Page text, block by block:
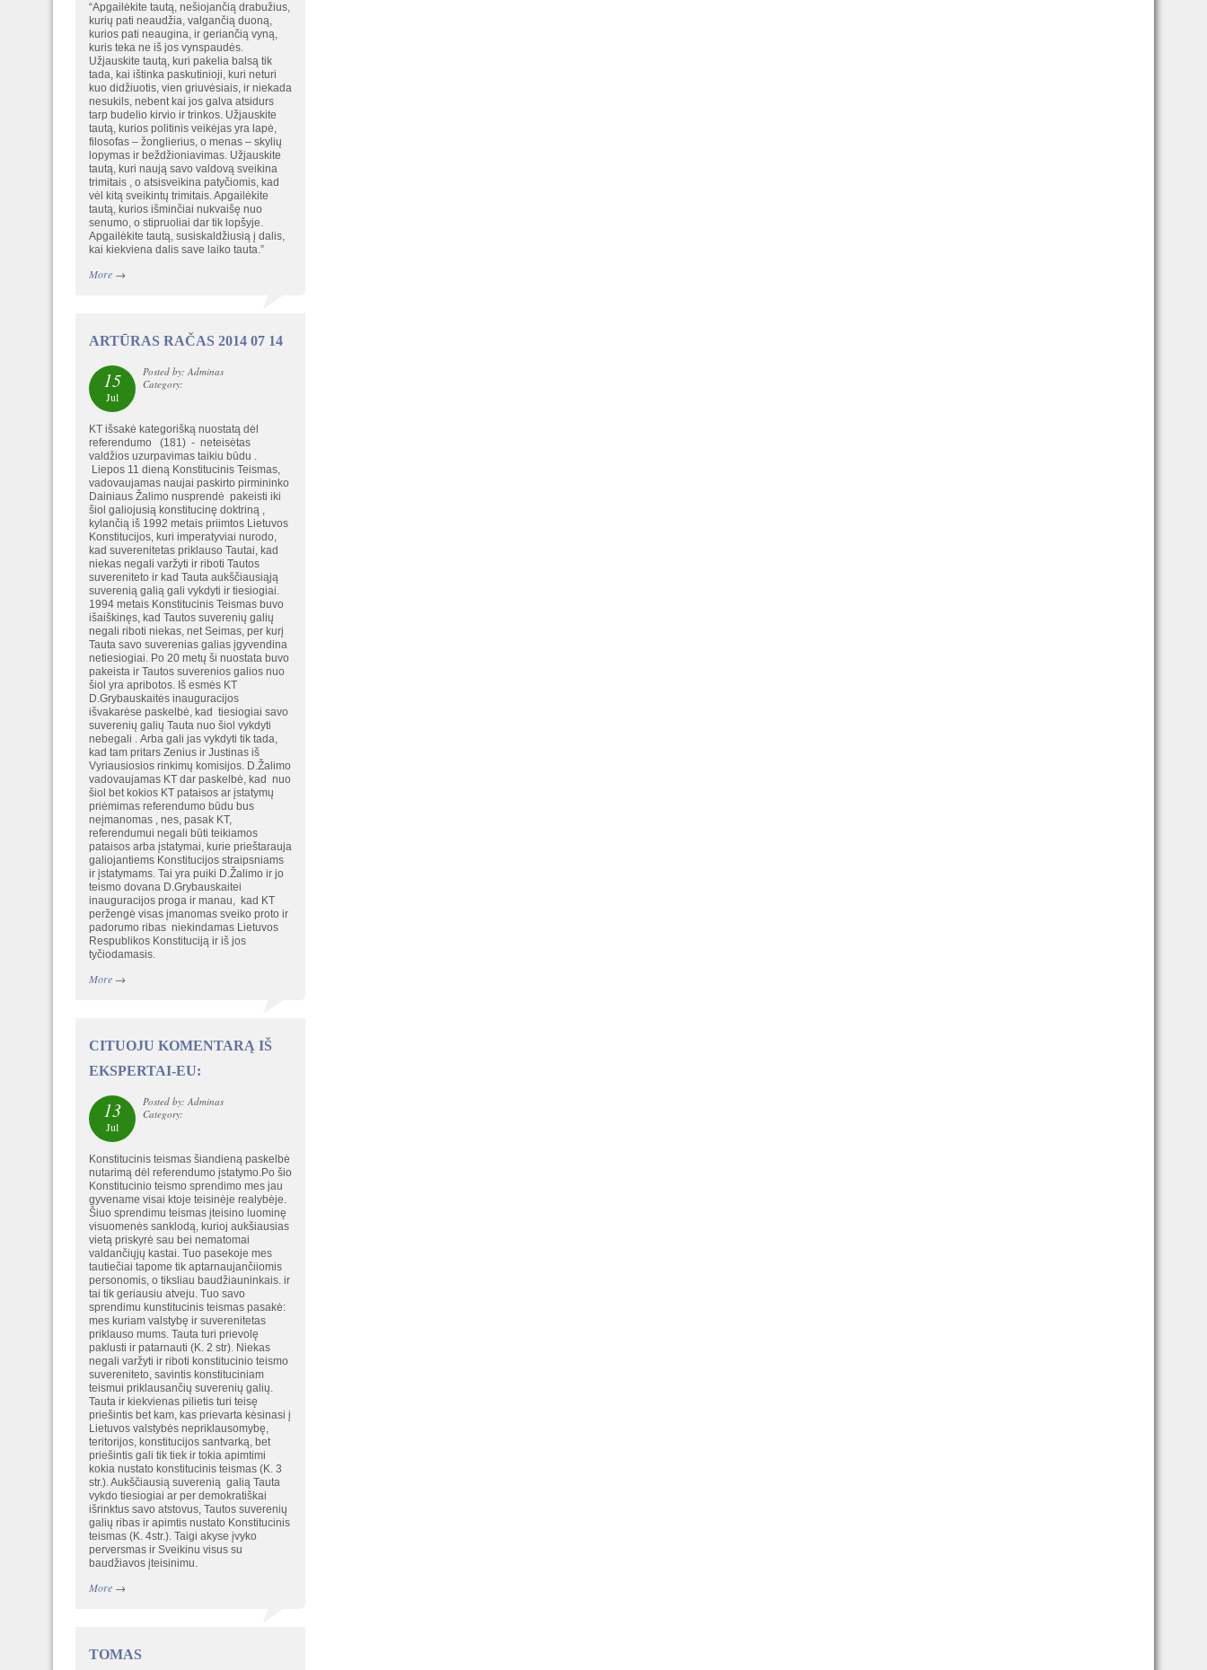
“Apgailėkite tautą, nešiojančią drabužius,
kurių pati neaudžia, valgančią duoną,
kurios pati neaugina, ir geriančią vyną,
kuris teka ne iš jos vynspaudės.
Užjauskite tautą, kuri pakelia balsą tik
tada, kai ištinka paskutinioji, kuri neturi
kuo didžiuotis, vien griuvėsiais, ir niekada
nesukils, nebent kai jos galva atsidurs
tarp budelio kirvio ir trinkos. Užjauskite
tautą, kurios politinis veikėjas yra lapė,
filosofas – žonglierius, o menas – skylių
lopymas ir beždžioniavimas. Užjauskite
tautą, kuri naują savo valdovą sveikina
trimitais , o atsisveikina patyčiomis, kad
vėl kitą sveikintų trimitais. Apgailėkite
tautą, kurios išminčiai nukvaišę nuo
senumo, o stipruoliai dar tik lopšyje.
Apgailėkite tautą, susiskaldžiusią į dalis,
kai kiekviena dalis save laiko tauta.”
More→
ARTŪRAS RAČAS 2014 07 14
15
Jul
Posted by: Adminas
Category:
KT išsakė kategorišką nuostatą dėl
referendumo (181) - neteisėtas
valdžios uzurpavimas taikiu būdu .
Liepos 11 dieną Konstitucinis Teismas,
vadovaujamas naujai paskirto pirmininko
Dainiaus Žalimo nusprendė pakeisti iki
šiol galiojusią konstitucinę doktriną ,
kylančią iš 1992 metais priimtos Lietuvos
Konstitucijos, kuri imperatyviai nurodo,
kad suverenitetas priklauso Tautai, kad
niekas negali varžyti ir riboti Tautos
suvereniteto ir kad Tauta aukščiausiąją
suverenią galią gali vykdyti ir tiesiogiai.
1994 metais Konstitucinis Teismas buvo
išaiškinęs, kad Tautos suverenių galių
negali riboti niekas, net Seimas, per kurį
Tauta savo suverenias galias įgyvendina
netiesiogiai. Po 20 metų ši nuostata buvo
pakeista ir Tautos suverenios galios nuo
šiol yra apribotos. Iš esmės KT
D.Grybauskaitės inauguracijos
išvakarėse paskelbė, kad tiesiogiai savo
suverenių galių Tauta nuo šiol vykdyti
nebegali . Arba gali jas vykdyti tik tada,
kad tam pritars Zenius ir Justinas iš
Vyriausiosios rinkimų komisijos. D.Žalimo
vadovaujamas KT dar paskelbė, kad nuo
šiol bet kokios KT pataisos ar įstatymų
priėmimas referendumo būdu bus
neįmanomas , nes, pasak KT,
referendumui negali būti teikiamos
pataisos arba įstatymai, kurie prieštarauja
galiojantiems Konstitucijos straipsniams
ir įstatymams. Tai yra puiki D.Žalimo ir jo
teismo dovana D.Grybauskaitei
inauguracijos proga ir manau, kad KT
peržengė visas įmanomas sveiko proto ir
padorumo ribas niekindamas Lietuvos
Respublikos Konstituciją ir iš jos
tyčiodamasis.
More→
CITUOJU KOMENTARĄ IŠ
EKSPERTAI-EU:
13
Jul
Posted by: Adminas
Category:
Konstitucinis teismas šiandieną paskelbė
nutarimą dėl referendumo įstatymo.Po šio
Konstitucinio teismo sprendimo mes jau
gyvename visai ktoje teisinėje realybėje.
Šiuo sprendimu teismas įteisino luominę
visuomenės sanklodą, kurioj aukšiausias
vietą priskyrė sau bei nematomai
valdančiųjų kastai. Tuo pasekoje mes
tautiečiai tapome tik aptarnaujančiiomis
personomis, o tiksliau baudžiauninkais. ir
tai tik geriausiu atveju. Tuo savo
sprendimu kunstitucinis teismas pasakė:
mes kuriam valstybę ir suverenitetas
priklauso mums. Tauta turi prievolę
paklusti ir patarnauti (K. 2 str). Niekas
negali varžyti ir riboti konstitucinio teismo
suvereniteto, savintis konstituciniam
teismui priklausančių suverenių galių.
Tauta ir kiekvienas pilietis turi teisę
priešintis bet kam, kas prievarta kėsinasi į
Lietuvos valstybės nepriklausomybę,
teritorijos, konstitucijos santvarką, bet
priešintis gali tik tiek ir tokia apimtimi
kokia nustato konstitucinis teismas (K. 3
str.). Aukščiausią suverenią galią Tauta
vykdo tiesiogiai ar per demokratiškai
išrinktus savo atstovus, Tautos suverenių
galių ribas ir apimtis nustato Konstitucinis
teismas (K. 4str.). Taigi akyse įvyko
perversmas ir Sveikinu visus su
baudžiavos įteisinimu.
More→
TOMAS